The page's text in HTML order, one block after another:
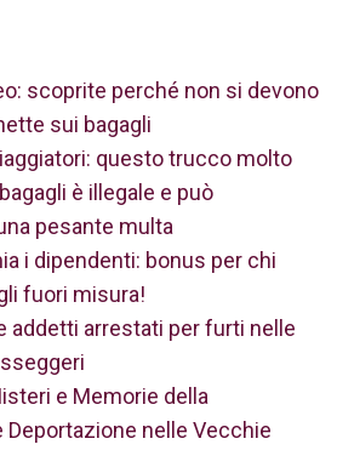
scoprite perché non si devono
sui bagagli
questo trucco molto
è illegale e può
pesante multa
i dipendenti: bonus per chi
fuori misura!
addetti arrestati per furti nelle
e Memorie della
Deportazione nelle Vecchie